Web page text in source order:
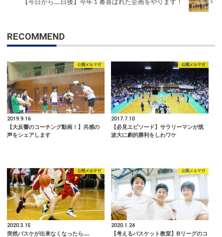
【今日から二日後】今年１番喜ばれた企画をやります！
RECOMMEND
公開メルマガ
2019.9.16
【大反響のコーチング動画！】共感の
声をシェアします
公開メルマガ
2017.7.10
【必見エピソード】サラリーマンが筑
波大に劇的勝利をしわワケ
公開メルマガ
2020.3.15
突然バスケが出来なくなったら....
公開メルマガ
2020.1.24
【考えるバスケット教室】Bリーグのコ